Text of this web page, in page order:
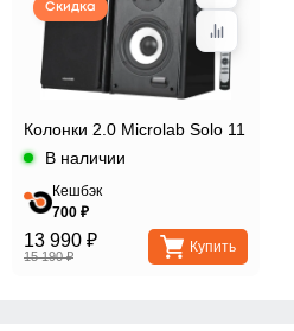
Скидка
Колонки 2.0 Microlab Solo 11
В наличии
Кешбэк
700 ₽
13 990 ₽
15 190 ₽
Купить